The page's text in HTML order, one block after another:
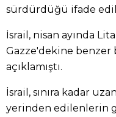
sürdürdüğü ifade
İsrail, nisan ayında
Gazze'dekine benzer
açıklamıştı.
İsrail, sınıra kadar
yerinden edilenlerin